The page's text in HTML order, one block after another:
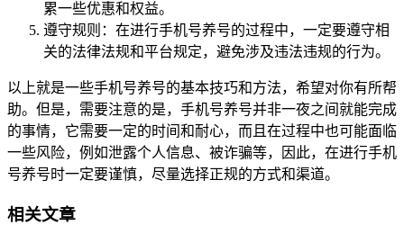
累一些优惠和权益。
遵守规则：在进行手机号养号的过程中，一定要遵守相
关的法律法规和平台规定，避免涉及违法违规的行为。
以上就是一些手机号养号的基本技巧和方法，希望对你有所帮
助。但是，需要注意的是，手机号养号并非一夜之间就能完成
的事情，它需要一定的时间和耐心，而且在过程中也可能面临
一些风险，例如泄露个人信息、被诈骗等，因此，在进行手机
号养号时一定要谨慎，尽量选择正规的方式和渠道。
相关文章